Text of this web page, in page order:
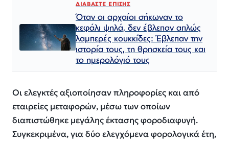
ΔΙΑΒΑΣΤΕ ΕΠΙΣΗΣ
Όταν οι αρχαίοι σήκωναν το
κεφάλι ψηλά, δεν έβλεπαν απλώς
λαμπερές κουκκίδες: Έβλεπαν την
ιστορία τους, τη θρησκεία τους και
το ημερολόγιό τους
Οι ελεγκτές αξιοποίησαν πληροφορίες και από
εταιρείες μεταφορών, μέσω των οποίων
διαπιστώθηκε μεγάλης έκτασης φοροδιαφυγή.
Συγκεκριμένα, για δύο ελεγχόμενα φορολογικά έτη,